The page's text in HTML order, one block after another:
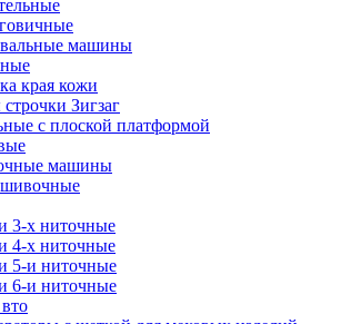
машины
края кожи
Зигзаг
с плоской платформой
машины
3-х ниточные
4-х ниточные
5-и ниточные
6-и ниточные